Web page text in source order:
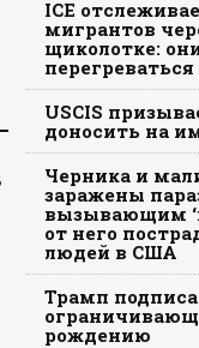
ICE
мигрантов
щиколотке:
USCIS
доносить на
Черника и
заражены
вызывающим
от него
людей в США
Трамп
рождению